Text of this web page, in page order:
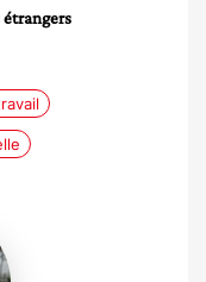
étrangers